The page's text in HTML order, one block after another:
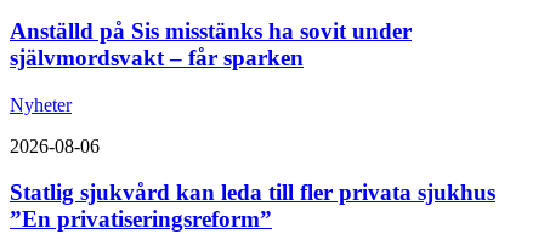
Anställd på Sis misstänks ha sovit under
självmordsvakt – får sparken
Nyheter
2026-08-06
Statlig sjukvård kan leda till fler privata sjukhus
”En privatiseringsreform”